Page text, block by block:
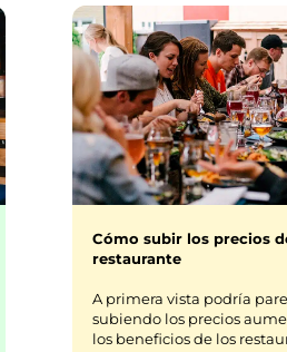
Cómo subir los precios
restaurante
A primera vista podría
subiendo los precios
los beneficios de los